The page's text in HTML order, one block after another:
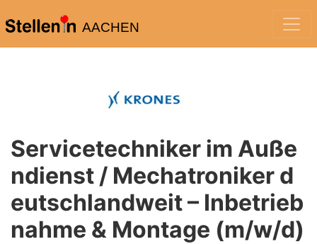
AACHEN
Servicetechniker im Auße
ndienst / Mechatroniker d
eutschlandweit – Inbetrieb
nahme & Montage (m/w/d)